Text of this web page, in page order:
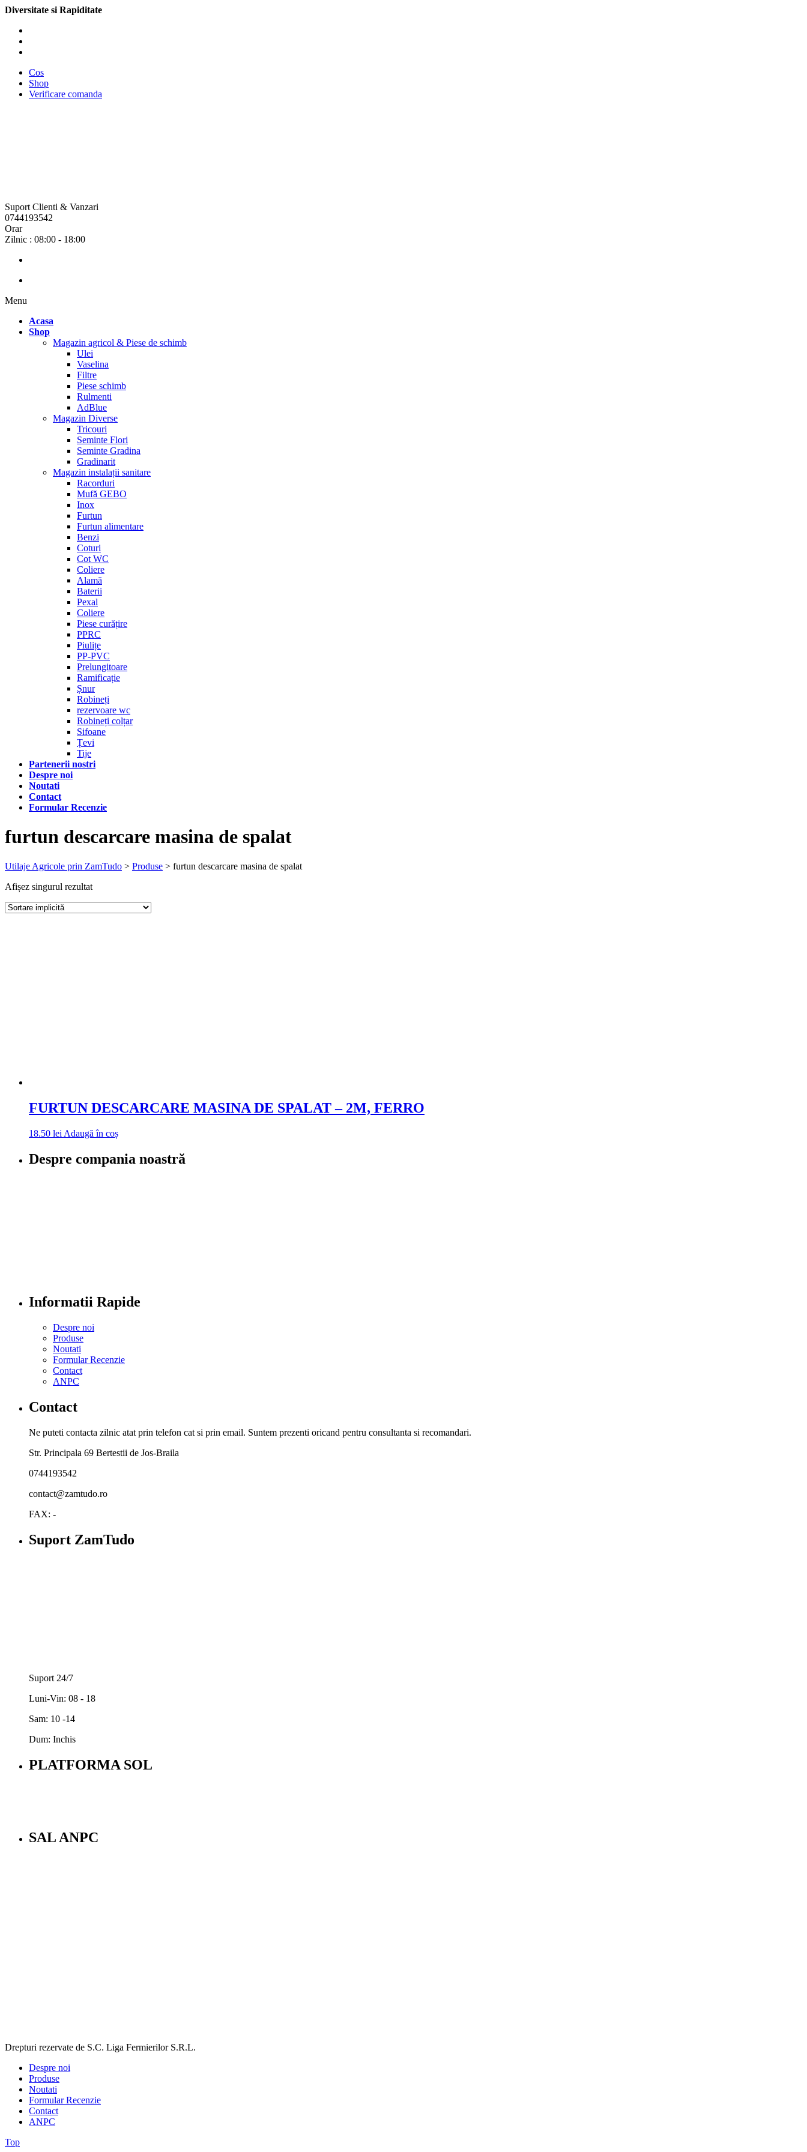
Diversitate si Rapiditate
Cos
Shop
Verificare comanda
Suport Clienti & Vanzari
0744193542
Orar
Zilnic : 08:00 - 18:00
Menu
Acasa
Shop
Magazin agricol & Piese de schimb
Ulei
Vaselina
Filtre
Piese schimb
Rulmenti
AdBlue
Magazin Diverse
Tricouri
Seminte Flori
Seminte Gradina
Gradinarit
Magazin instalații sanitare
Racorduri
Mufă GEBO
Inox
Furtun
Furtun alimentare
Benzi
Coturi
Cot WC
Coliere
Alamă
Baterii
Pexal
Coliere
Piese curățire
PPRC
Piulițe
PP-PVC
Prelungitoare
Ramificație
Șnur
Robineți
rezervoare wc
Robineți colțar
Sifoane
Țevi
Tije
Partenerii nostri
Despre noi
Noutati
Contact
Formular Recenzie
furtun descarcare masina de spalat
Utilaje Agricole prin ZamTudo > Produse > furtun descarcare masina de spalat
Afișez singurul rezultat
FURTUN DESCARCARE MASINA DE SPALAT – 2M, FERRO
18.50 lei Adaugă în coș
Despre compania noastră
Informatii Rapide
Despre noi
Produse
Noutati
Formular Recenzie
Contact
ANPC
Contact
Ne puteti contacta zilnic atat prin telefon cat si prin email. Suntem prezenti oricand pentru consultanta si recomandari.
Str. Principala 69 Bertestii de Jos-Braila
0744193542
contact@zamtudo.ro
FAX: -
Suport ZamTudo
Suport 24/7
Luni-Vin: 08 - 18
Sam: 10 -14
Dum: Inchis
PLATFORMA SOL
SAL ANPC
Drepturi rezervate de S.C. Liga Fermierilor S.R.L.
Despre noi
Produse
Noutati
Formular Recenzie
Contact
ANPC
Top